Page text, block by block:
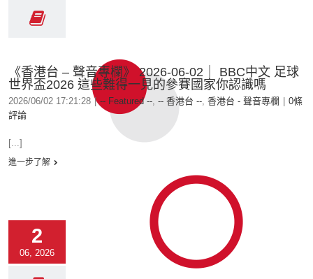
《香港台 – 聲音專欄》 2026-06-02｜ BBC中文 足球
世界盃2026 這些難得一見的參賽國家你認識嗎
2026/06/02 17:21:28 | -- Featured --, -- 香港台 --, 香港台 - 聲音專欄
0條
評論
[...]
進一步了解
2
06, 2026